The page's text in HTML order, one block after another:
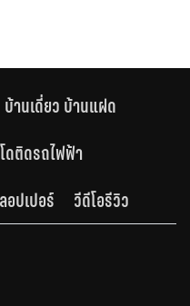
บ้านเดี่ยว บ้านแฝด
ดติดรถไฟฟ้า
อปเปอร์ วีดีโอรีวิว